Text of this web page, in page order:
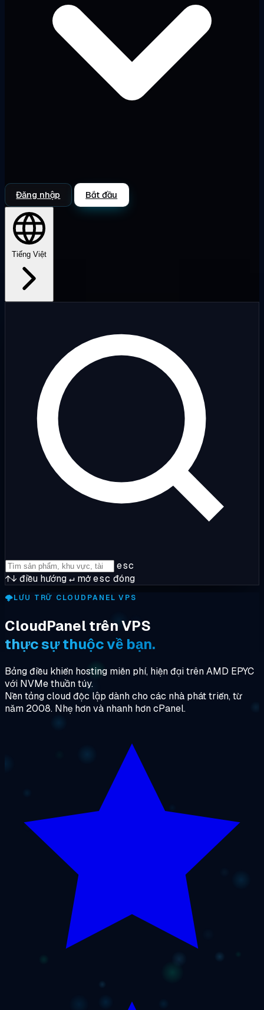
Đăng nhập Bắt đầu
Tiếng Việt
esc
↑↓ điều hướng↵ mởesc đóng
🌩️LƯU TRỮ CLOUDPANEL VPS
CloudPanel trên VPS
thực sự thuộc về bạn.
Bảng điều khiển hosting miễn phí, hiện đại trên AMD EPYC
với NVMe thuần túy.
Nền tảng cloud độc lập dành cho các nhà phát triển, từ
năm 2008. Nhẹ hơn và nhanh hơn cPanel.